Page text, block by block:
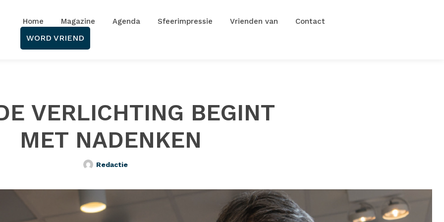
Home Magazine Agenda Sfeerimpressie Vrienden van Contact
WORD VRIEND
VERLICHTING BEGINT
MET NADENKEN
Redactie